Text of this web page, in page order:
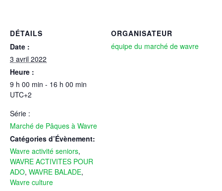
DÉTAILS
Date :
3 avril 2022
Heure :
9 h 00 min - 16 h 00 min
UTC+2
Série :
Marché de Pâques à Wavre
Catégories d’Évènement:
Wavre activité seniors,
WAVRE ACTIVITES POUR
ADO, WAVRE BALADE,
Wavre culture
ORGANISATEUR
équipe du marché de wavre